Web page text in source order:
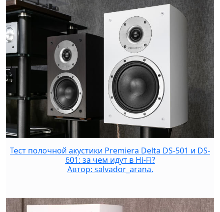
Тест полочной акустики Premiera Delta DS-501 и DS-
601: за чем идут в Hi-Fi?
Автор: salvador_arana.